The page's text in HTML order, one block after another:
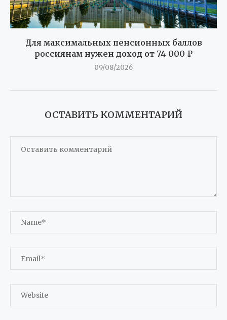
Для максимальных пенсионных баллов
россиянам нужен доход от 74 000 ₽
09/08/2026
ОСТАВИТЬ КОММЕНТАРИЙ